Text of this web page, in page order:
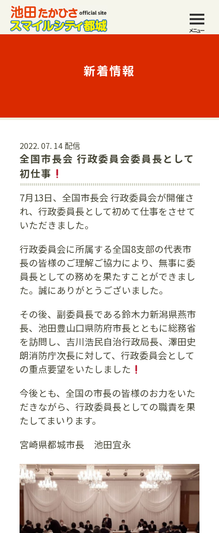
メニュー
新着情報
2022. 07. 14 配信
全国市長会 行政委員会委員長として
初仕事
7月13日、全国市長会 行政委員会が開催さ
れ、行政委員長として初めて仕事をさせて
いただきました。
行政委員会に所属する全国8支部の代表市
長の皆様のご理解ご協力により、無事に委
員長としての務めを果たすことができまし
た。誠にありがとうございました。
その後、副委員長である鈴木力新潟県燕市
長、池田豊山口県防府市長とともに総務省
を訪問し、吉川浩民自治行政局長、澤田史
朗消防庁次長に対して、行政委員会として
の重点要望をいたしました
今後とも、全国の市長の皆様のお力をいた
だきながら、行政委員長としての職責を果
たしてまいります。
宮崎県都城市長 池田宜永